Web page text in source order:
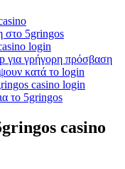
στο 5gringos
login
για γρήγορη πρόσβαση
κατά το login
casino login
το 5gringos
casino